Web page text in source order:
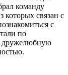
команду
связан с
с
по
дружелюбную